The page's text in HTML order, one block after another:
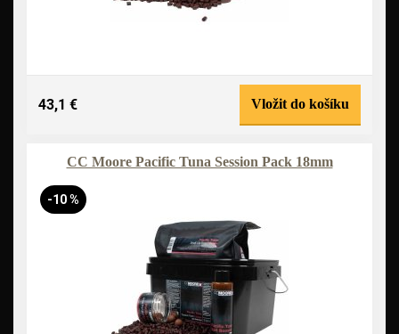
43,1 € Vložit do košíku
CC Moore Pacific Tuna Session Pack 18mm
-10 %